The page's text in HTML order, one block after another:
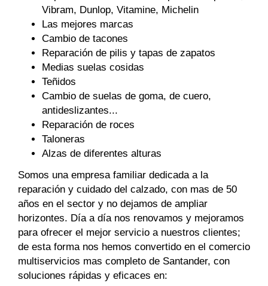
Vibram, Dunlop, Vitamine, Michelin
Las mejores marcas
Cambio de tacones
Reparación de pilis y tapas de zapatos
Medias suelas cosidas
Teñidos
Cambio de suelas de goma, de cuero,
antideslizantes...
Reparación de roces
Taloneras
Alzas de diferentes alturas
Somos una empresa familiar dedicada a la
reparación y cuidado del calzado, con mas de 50
años en el sector y no dejamos de ampliar
horizontes. Día a día nos renovamos y mejoramos
para ofrecer el mejor servicio a nuestros clientes;
de esta forma nos hemos convertido en el comercio
multiservicios mas completo de Santander, con
soluciones rápidas y eficaces en: